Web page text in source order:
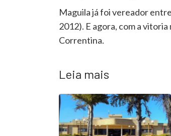
Maguila já foi vereador
2012). E agora, com a
Correntina.
Leia mais